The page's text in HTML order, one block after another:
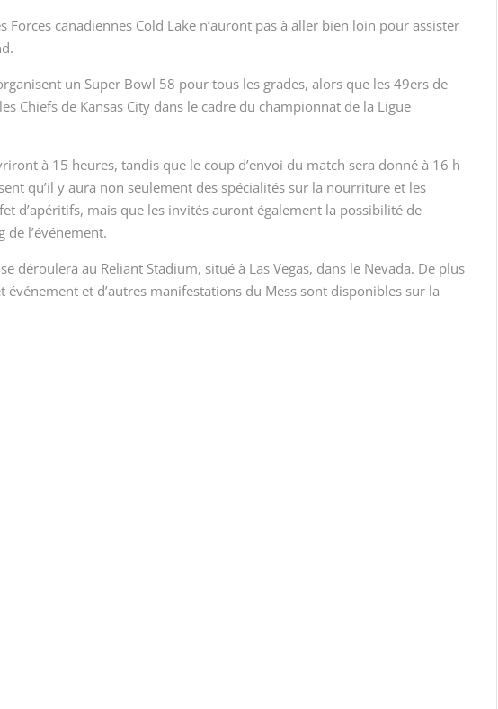
Forces canadiennes Cold Lake n’auront pas à aller bien loin pour assister
un Super Bowl 58 pour tous les grades, alors que les 49ers de
Chiefs de Kansas City dans le cadre du championnat de la Ligue
à 15 heures, tandis que le coup d’envoi du match sera donné à 16 h
qu’il y aura non seulement des spécialités sur la nourriture et les
d’apéritifs, mais que les invités auront également la possibilité de
de l’événement.
déroulera au Reliant Stadium, situé à Las Vegas, dans le Nevada. De plus
et d’autres manifestations du Mess sont disponibles sur la